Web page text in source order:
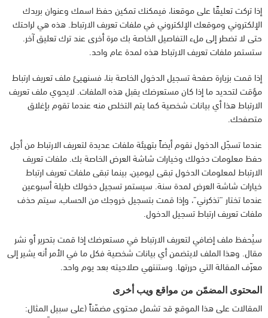
إذا تركت تعليقًا على موقعنا، فيمكنك تمكين حفظ اسمك وعنوان بريدك
الإلكتروني وموقعك الإلكتروني في ملفات تعريف الارتباط. هذه هي لراحتك
حتى لا تضطر إلى ملء التفاصيل الخاصة بك مرة أخرى عند ترك تعليق آخر.
ستستمر ملفات تعريف الارتباط هذه لمدة عام واحد.
إذا قمت بزيارة صفحة تسجيل الدخول الخاصة بنا، فسنهيئ ملف تعريف ارتباط
مؤقت لتحديد ما إذا كان مستعرضك يقبل هذه الملفات. لايحوي ملف تعريف
الارتباط هذا أي بيانات شخصية كما يتم التخلص منه عندما تقوم بإغلاق
متصفحك.
عندما تسجّل الدخول نقوم أيضاً بتهيئة ملفات عديدة لتعريف الارتباط من أجل
حفظ معلومات دخولك وخيارات شاشة العرض الخاصة بك. ملفات تعريف
الارتباط لمعلومات الدخول تبقى ليومين، بينما تبقى ملفات تعريف ارتباط
خيارات شاشة العرض لمدة سنة. سيستمر تسجيل دخولك طيلة أسبوعين
عندما تختار “تذكرني”، وإذا قمت بتسجيل خروجك من الحساب، سيتم حذف
ملفات تعريف ارتباط تسجيل الدخول.
سيُحفظ ملف إضافي لتعريف الارتباط في مستعرضك إذا قمت بتحرير أو نشر
مقال. وهذا الملف لايتضمن أي بيانات شخصية فكل ما في الأمر أنه يشير إلى
معرّف المقالة التي حررتها. وستنتهي صلاحيته بعد يوم واحد.
المحتوى المضمّن من مواقع ويب أخرى
المقالات على هذا الموقع قد تشمل محتوى مضمّناً (على سبيل المثال: